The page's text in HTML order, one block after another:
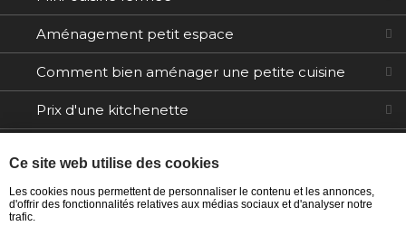
Aménagement petit espace
Comment bien aménager une petite cuisine
Prix d'une kitchenette
Tables / Chaises
Ce site web utilise des cookies
Les cookies nous permettent de personnaliser le contenu et les annonces,
d'offrir des fonctionnalités relatives aux médias sociaux et d'analyser notre
trafic.